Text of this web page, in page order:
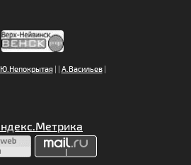
Ю.Непокрытая| | А.Васильев|